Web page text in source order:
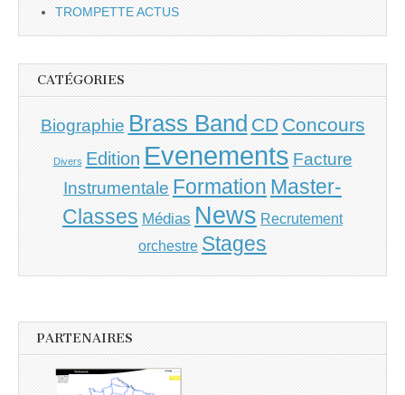
TROMPETTE ACTUS
CATÉGORIES
Biographie Brass Band CD Concours
Divers Edition Evenements Facture
Instrumentale Formation Master-
Classes Médias News Recrutement
orchestre Stages
PARTENAIRES